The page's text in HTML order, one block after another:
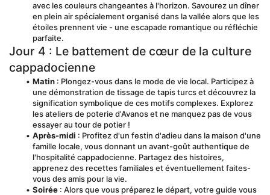
avec les couleurs changeantes à l'horizon. Savourez un dîner
en plein air spécialement organisé dans la vallée alors que les
étoiles prennent vie - une escapade romantique ou réfléchie
parfaite.
Jour 4 : Le battement de cœur de la culture
cappadocienne
Matin : Plongez-vous dans le mode de vie local. Participez à
une démonstration de tissage de tapis turcs et découvrez la
signification symbolique de ces motifs complexes. Explorez
les ateliers de poterie d'Avanos et ne manquez pas de vous
essayer au tour de potier !
Après-midi : Profitez d'un festin d'adieu dans la maison d'une
famille locale, vous donnant un avant-goût authentique de
l'hospitalité cappadocienne. Partagez des histoires,
apprenez des recettes familiales et éventuellement faites-
vous des amis pour la vie.
Soirée : Alors que vous préparez le départ, votre guide vous